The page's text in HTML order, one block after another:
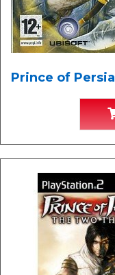
Prince of Persia